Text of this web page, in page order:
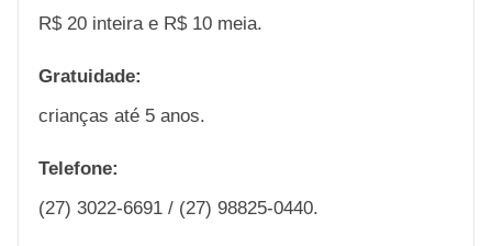
R$ 20 inteira e R$ 10 meia.
Gratuidade:
crianças até 5 anos.
Telefone:
(27) 3022-6691 / (27) 98825-0440.